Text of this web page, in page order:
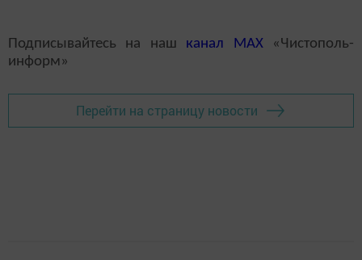
Подписывайтесь на наш канал MAX«Чистополь-
информ»
Перейти на страницу новости